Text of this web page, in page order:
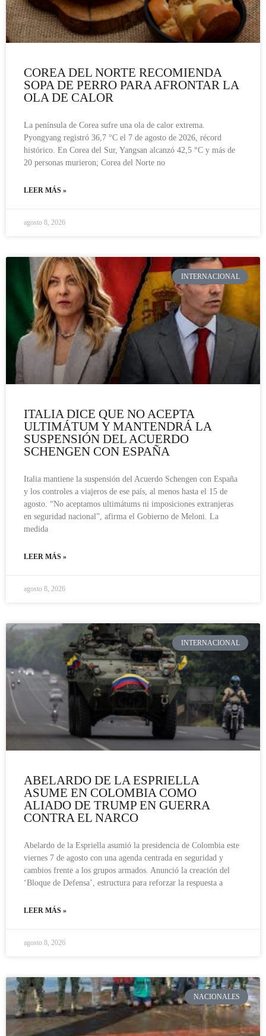
COREA DEL NORTE RECOMIENDA
SOPA DE PERRO PARA AFRONTAR LA
OLA DE CALOR
La península de Corea sufre una ola de calor extrema.
Pyongyang registró 36,7 °C el 7 de agosto de 2026, récord
histórico. En Corea del Sur, Yangsan alcanzó 42,5 °C y más de
20 personas murieron; Corea del Norte no
LEER MÁS »
agosto 8, 2026
INTERNACIONAL
ITALIA DICE QUE NO ACEPTA
ULTIMÁTUM Y MANTENDRÁ LA
SUSPENSIÓN DEL ACUERDO
SCHENGEN CON ESPAÑA
Italia mantiene la suspensión del Acuerdo Schengen con España
y los controles a viajeros de ese país, al menos hasta el 15 de
agosto. “No aceptamos ultimátums ni imposiciones extranjeras
en seguridad nacional”, afirma el Gobierno de Meloni. La
medida
LEER MÁS »
agosto 8, 2026
INTERNACIONAL
ABELARDO DE LA ESPRIELLA
ASUME EN COLOMBIA COMO
ALIADO DE TRUMP EN GUERRA
CONTRA EL NARCO
Abelardo de la Espriella asumió la presidencia de Colombia este
viernes 7 de agosto con una agenda centrada en seguridad y
cambios frente a los grupos armados. Anunció la creación del
‘Bloque de Defensa’, estructura para reforzar la respuesta a
LEER MÁS »
agosto 8, 2026
NACIONALES